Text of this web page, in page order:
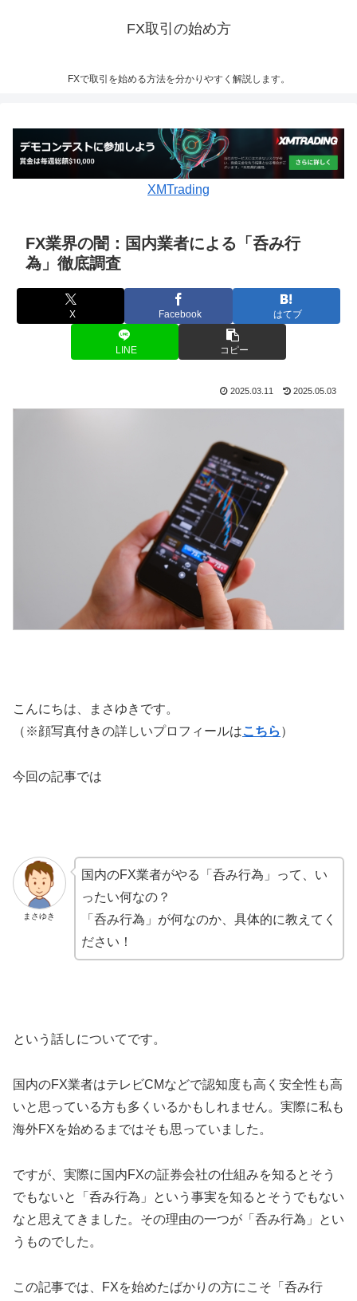
FX取引の始め方
FXで取引を始める方法を分かりやすく解説します。
XMTrading
FX業界の闇：国内業者による「呑み行
為」徹底調査
X Facebook はてブ
LINE コピー
2025.03.11 2025.05.03
こんにちは、まさゆきです。
（※顔写真付きの詳しいプロフィールはこちら ）
今回の記事では
まさゆき
国内のFX業者がやる「呑み行為」って、い
ったい何なの？
「呑み行為」が何なのか、具体的に教えてく
ださい！
という話しについてです。
国内のFX業者はテレビCMなどで認知度も高く安全性も高
いと思っている方も多くいるかもしれません。実際に私も
海外FXを始めるまではそも思っていました。
ですが、実際に国内FXの証券会社の仕組みを知るとそう
でもないと「呑み行為」という事実を知るとそうでもない
なと思えてきました。その理由の一つが「呑み行為」とい
うものでした。
この記事では、FXを始めたばかりの方にこそ「呑み行